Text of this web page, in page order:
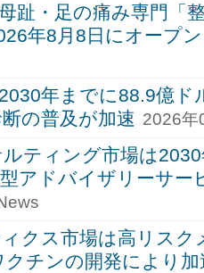
趾・足の痛み専門「
年8月8日にオープン
年までに88.9億ド
の普及が加速 2026年
ティング市場は
アドバイザリーサー
クス市場は高リスク
チンの開発により加